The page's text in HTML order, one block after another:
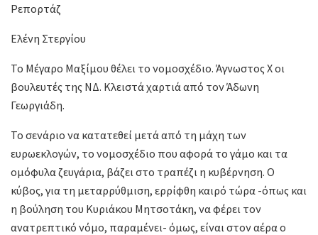
Ρεπορτάζ
Ελένη Στεργίου
Το Μέγαρο Μαξίμου θέλει το νομοσχέδιο. Άγνωστος Χ οι
βουλευτές της ΝΔ. Κλειστά χαρτιά από τον Άδωνη
Γεωργιάδη.
Το σενάριο να κατατεθεί μετά από τη μάχη των
ευρωεκλογών, το νομοσχέδιο που αφορά το γάμο και τα
ομόφυλα ζευγάρια, βάζει στο τραπέζι η κυβέρνηση. Ο
κύβος, για τη μεταρρύθμιση, ερρίφθη καιρό τώρα -όπως και
η βούληση του Κυριάκου Μητσοτάκη, να φέρει τον
ανατρεπτικό νόμο, παραμένει- όμως, είναι στον αέρα ο